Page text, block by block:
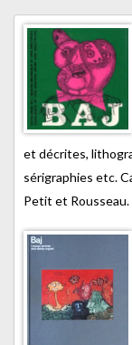
et décrites,
sérigraphies etc.
Petit et Rousseau.